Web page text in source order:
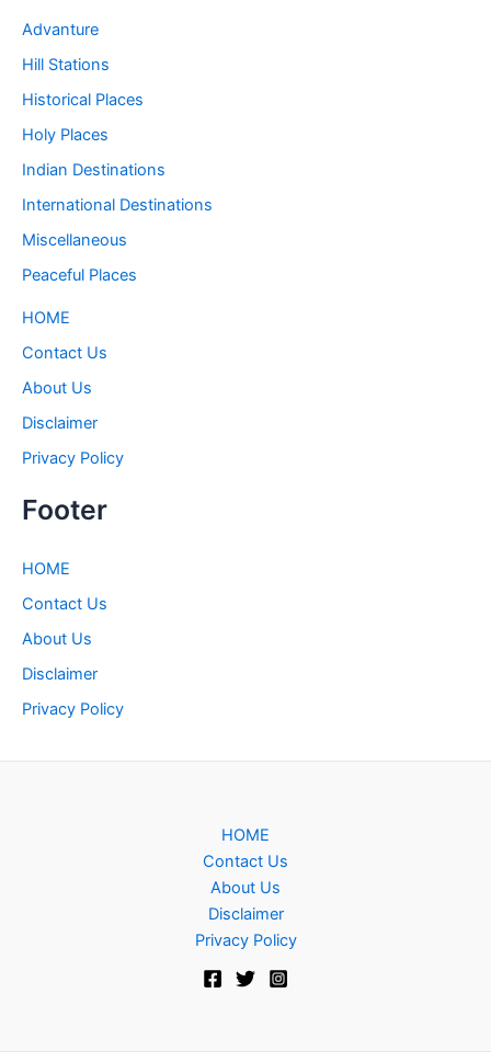
Advanture
Hill Stations
Historical Places
Holy Places
Indian Destinations
International Destinations
Miscellaneous
Peaceful Places
HOME
Contact Us
About Us
Disclaimer
Privacy Policy
Footer
HOME
Contact Us
About Us
Disclaimer
Privacy Policy
HOME
Contact Us
About Us
Disclaimer
Privacy Policy